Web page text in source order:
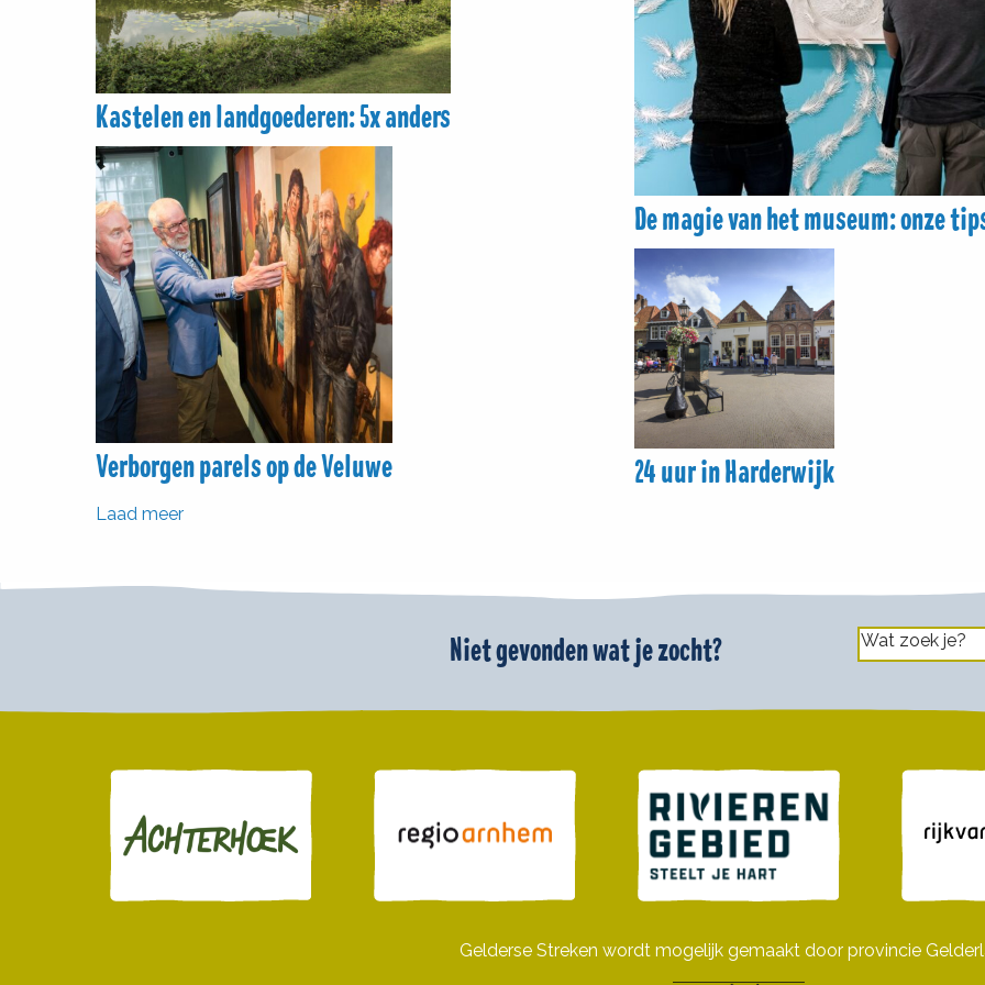
Kastelen en landgoederen: 5x anders
De magie van het museum: onze
Verborgen parels op de Veluwe 24 uur in Harderwijk
Laad meer
Niet gevonden wat je zocht?
Gelderse Streken wordt mogelijk gemaakt door provincie